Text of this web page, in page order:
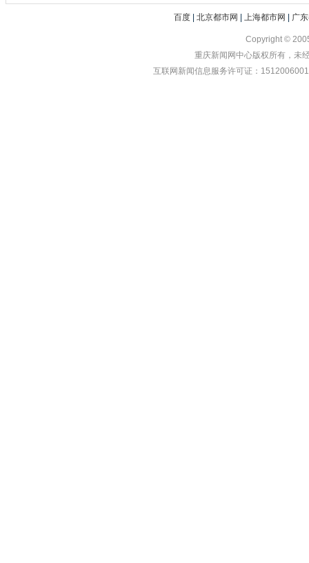
百度| 北京都市网 上海都市网 广
Copyright ©
重庆新闻网中心版权所有，未
互联网新闻信息服务许可证：